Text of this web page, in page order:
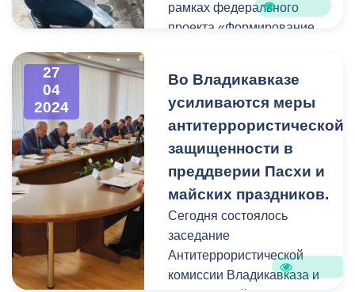
рамках федерального
проекта «Формирование
«Жилье и городская
среда», инициированного
Президентом Владимиром
Путиным.
В санитарной очистке и
благоустройстве
Владикавказа
участвовали сотрудники
администрации города,
республиканских
27
04
2024
Во Владикавказе
усиливаются меры
антитеррористической
защищенности в
преддверии Пасхи и
майских праздников.
Сегодня состоялось
заседание
Антитеррористической
комиссии Владикавказа и